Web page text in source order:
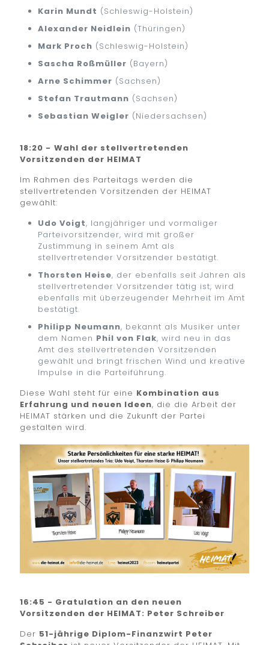
Karin Mundt (Schleswig-Holstein)
Alexander Neidlein (Thüringen)
Mark Proch (Schleswig-Holstein)
Sascha Roßmüller (Bayern)
Arne Schimmer (Sachsen)
Stefan Trautmann (Sachsen)
Sebastian Weigler (Niedersachsen)
18:20 - Wahl der stellvertretenden
Vorsitzenden der HEIMAT
Im Rahmen des Parteitags werden die
stellvertretenden Vorsitzenden der HEIMAT
gewählt:
Udo Voigt, langjähriger und vormaliger
Parteivorsitzender, wird mit großer
Zustimmung in seinem Amt als
stellvertretender Vorsitzender bestätigt.
Thorsten Heise, der ebenfalls seit Jahren als
stellvertretender Vorsitzender tätig ist, wird
ebenfalls mit überzeugender Mehrheit im Amt
bestätigt.
Philipp Neumann, bekannt als Musiker unter
dem Namen Phil von Flak, wird neu in das
Amt des stellvertretenden Vorsitzenden
gewählt und bringt frischen Wind und kreative
Impulse in die Parteiführung.
Diese Wahl steht für eine Kombination aus
Erfahrung und neuen Ideen, die die Arbeit der
HEIMAT stärken und die Zukunft der Partei
gestalten wird.
16:45 - Gratulation an den neuen
Vorsitzenden der HEIMAT: Peter Schreiber
Der 51-jährige Diplom-Finanzwirt Peter